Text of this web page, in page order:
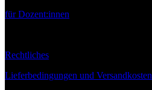
für Dozent:innen
Rechtliches
Lieferbedingungen und Versandkosten